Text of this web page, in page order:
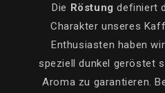
Die Röstung definiert
Charakter unseres
Enthusiasten haben
speziell dunkel geröstet
Aroma zu garantieren.